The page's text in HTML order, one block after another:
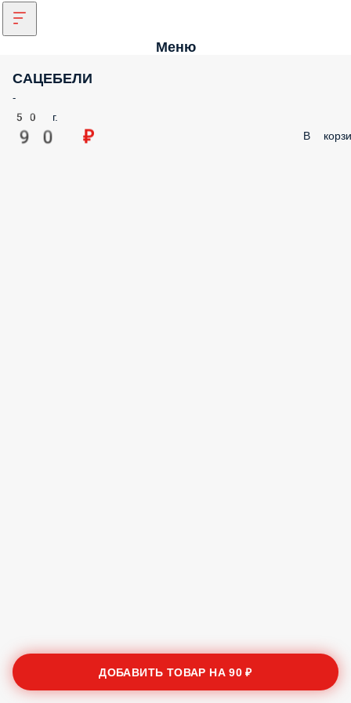
Меню
САЦЕБЕЛИ
-
50 г.
90 ₽ В
ДОБАВИТЬ ТОВАР НА90 ₽